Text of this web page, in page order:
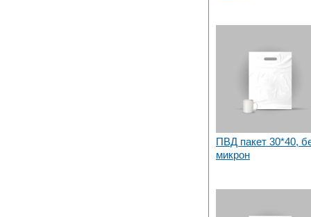
ПВД пакет 30*40,
микрон